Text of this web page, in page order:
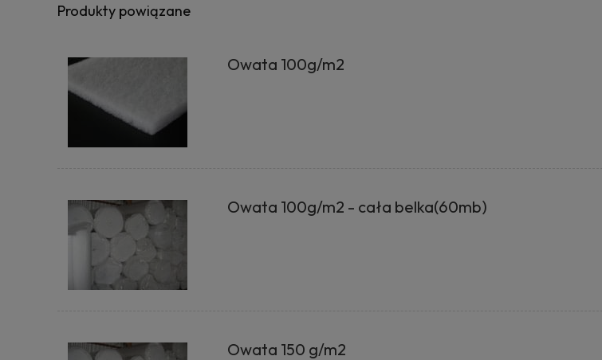
Produkty powiązane
Owata 100g/m2
Owata 100g/m2 - cała belka(60mb)
Owata 150 g/m2